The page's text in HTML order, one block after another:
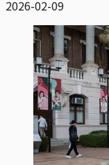
2026-02-09